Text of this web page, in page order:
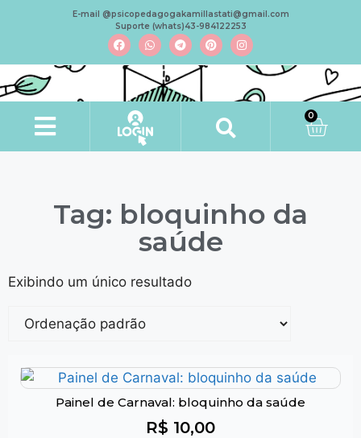
E-mail @psicopedagogakamillastati@gmail.com
Suporte (whats)43-984122253
0
Tag: bloquinho da
saúde
Exibindo um único resultado
Painel de Carnaval: bloquinho da saúde
R$ 10,00